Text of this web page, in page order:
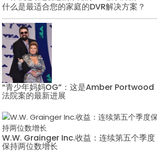
什么是最适合您的家庭的DVR解决方案？
“青少年妈妈OG”：这是Amber Portwood
法院案的最新进展
W.W. Grainger Inc.收益：连续第五个季度
保持两位数增长